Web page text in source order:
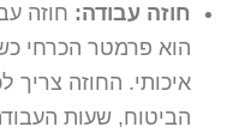
חוזה עבודה: חוזה
הוא פרמטר הכרחי
איכותי. החוזה
הביטוח, שעות